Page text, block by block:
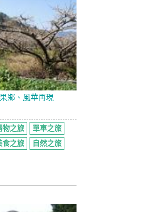
鄉、風華再現
物之旅
單車之旅
食之旅
自然之旅